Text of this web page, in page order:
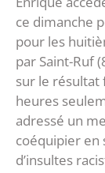
ce dimanche
pour les
par Saint-Ruf
sur le résultat
heures
adressé un
coéquipier en
d’insultes